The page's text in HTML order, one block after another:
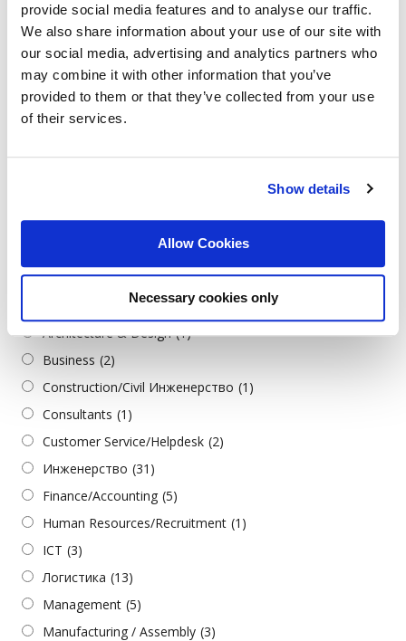
provide social media features and to analyse our traffic.
We also share information about your use of our site with
our social media, advertising and analytics partners who
may combine it with other information that you’ve
provided to them or that they’ve collected from your use
of their services.
Show details
Allow Cookies
Necessary cookies only
Bulgarian (119)
Croatian (1)
English (63)
German (6)
Greek (1)
Всички категории
Admin./Office Support (3)
Architecture & Design (1)
Business (2)
Construction/Civil Инженерство (1)
Consultants (1)
Customer Service/Helpdesk (2)
Инженерство (31)
Finance/Accounting (5)
Human Resources/Recruitment (1)
ICT (3)
Логистика (13)
Management (5)
Manufacturing / Assembly (3)